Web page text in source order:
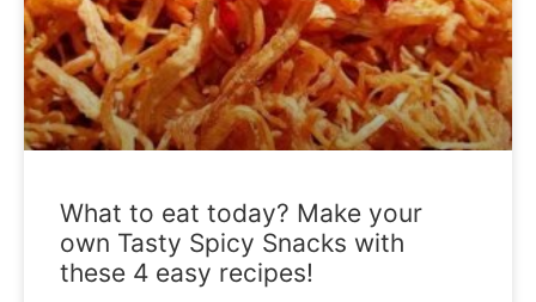
What to eat today? Make your
own Tasty Spicy Snacks with
these 4 easy recipes!